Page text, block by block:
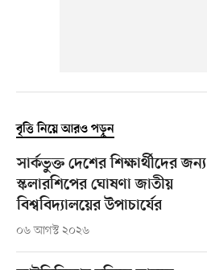
বৃত্তি নিয়ে আরও পড়ুন
সার্কভুক্ত দেশের শিক্ষার্থীদের জন্য
স্কলারশিপের ঘোষণা জাতীয়
বিশ্ববিদ্যালয়ের উপাচার্যের
০৬ আগস্ট ২০২৬